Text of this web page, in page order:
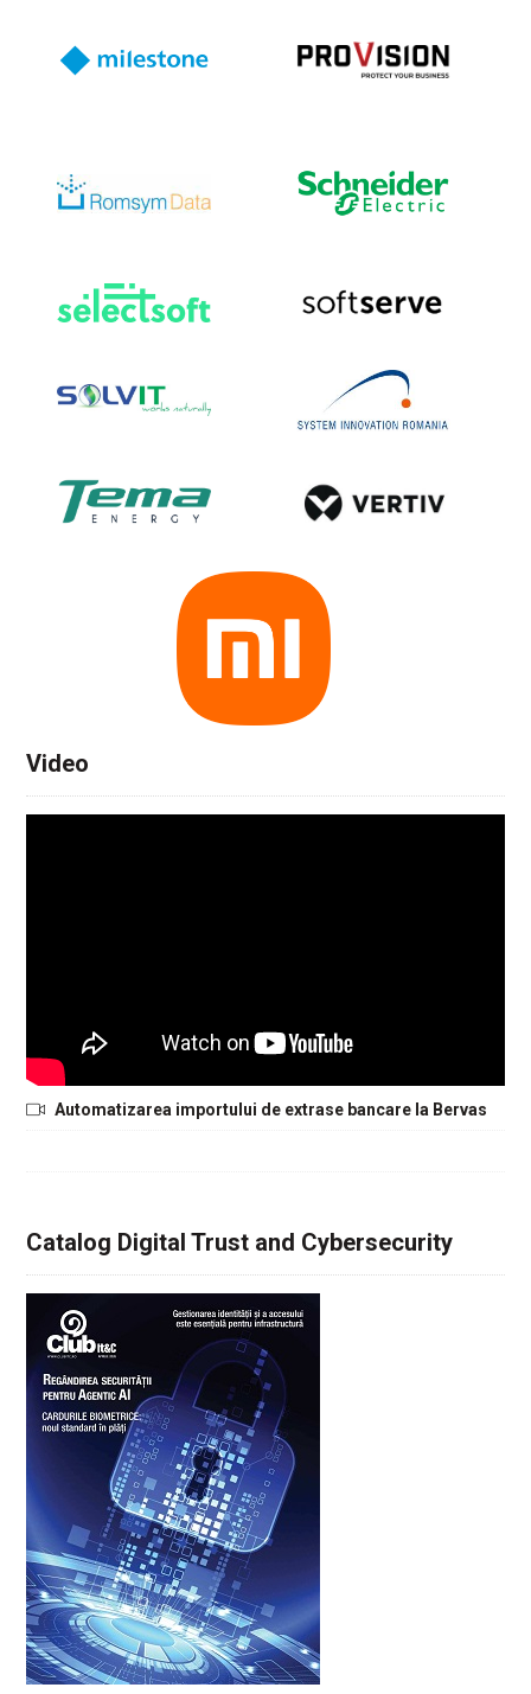
Video
Automatizarea importului de extrase bancare la Bervas
Catalog Digital Trust and Cybersecurity